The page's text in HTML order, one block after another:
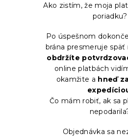
Ako zistím, že moja
poriadku?
Po úspešnom
brána presmeruje späť
obdržíte
online platbách
okamžite a hneď
Čo mám robiť, ak sa
Objednávka sa